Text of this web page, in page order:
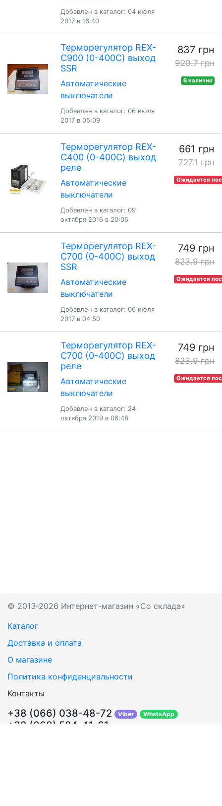
Добавлен в каталог: 04 июля
2017 в 16:40
Терморегулятор REX-
C900 (0-400С) выход
SSR
Автоматические
выключатели
Добавлен в каталог: 06 июля
2017 в 05:09
837 грн
920.7 грн
В наличии
Терморегулятор REX-
C400 (0-400С) выход
реле
Автоматические
выключатели
Добавлен в каталог: 09
октября 2016 в 20:05
661 грн
727.1 грн
Ожидается
Терморегулятор REX-
C700 (0-400С) выход
SSR
Автоматические
выключатели
Добавлен в каталог: 06 июля
2017 в 04:50
749 грн
823.9 грн
Ожидается
Терморегулятор REX-
C700 (0-400С) выход
реле
Автоматические
выключатели
Добавлен в каталог: 24
октября 2019 в 06:48
749 грн
823.9 грн
Ожидается
© 2013-2026 Интернет-магазин «Со склада»
Каталог
Доставка и оплата
О магазине
Политика конфиденциальности
Контакты
+38 (066) 038-48-72 Viber WhatsApp
+38 (068) 584-41-61